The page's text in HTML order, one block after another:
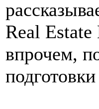
Real
впрочем,